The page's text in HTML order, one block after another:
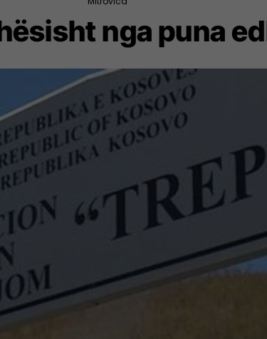
nga puna